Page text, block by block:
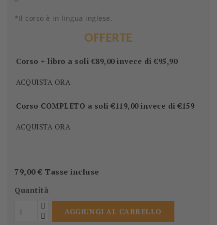
*Il corso è in lingua inglese.
OFFERTE
Corso + libro a soli €89,00 invece di €95,90
ACQUISTA ORA
Corso COMPLETO a soli €119,00 invece di €159
ACQUISTA ORA
79,00 € Tasse incluse
Quantità
AGGIUNGI AL CARRELLO